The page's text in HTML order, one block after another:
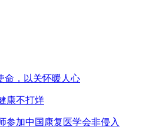
命，以关怀暖人心
康不打烊
参加中国康复医学会非侵入